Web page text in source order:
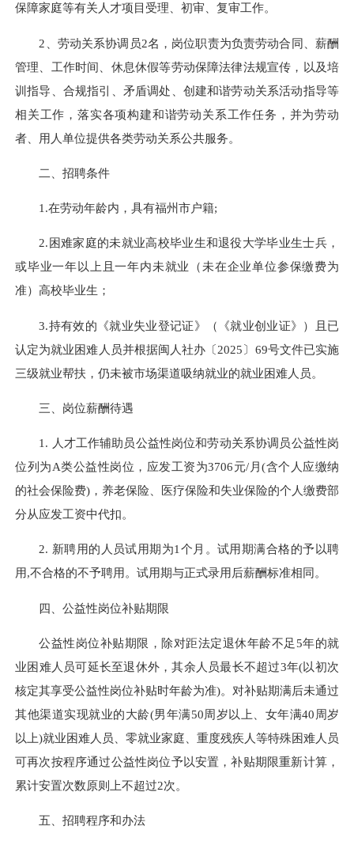
保障家庭等有关人才项目受理、初审、复审工作。
2、劳动关系协调员2名，岗位职责为负责劳动合同、薪酬
管理、工作时间、休息休假等劳动保障法律法规宣传，以及培
训指导、合规指引、矛盾调处、创建和谐劳动关系活动指导等
相关工作，落实各项构建和谐劳动关系工作任务，并为劳动
者、用人单位提供各类劳动关系公共服务。
二、招聘条件
1.在劳动年龄内，具有福州市户籍;
2.困难家庭的未就业高校毕业生和退役大学毕业生士兵，
或毕业一年以上且一年内未就业（未在企业单位参保缴费为
准）高校毕业生；
3.持有效的《就业失业登记证》（《就业创业证》）且已
认定为就业困难人员并根据闽人社办〔2025〕69号文件已实施
三级就业帮扶，仍未被市场渠道吸纳就业的就业困难人员。
三、岗位薪酬待遇
1. 人才工作辅助员公益性岗位和劳动关系协调员公益性岗
位列为A类公益性岗位，应发工资为3706元/月(含个人应缴纳
的社会保险费)，养老保险、医疗保险和失业保险的个人缴费部
分从应发工资中代扣。
2. 新聘用的人员试用期为1个月。试用期满合格的予以聘
用,不合格的不予聘用。试用期与正式录用后薪酬标准相同。
四、公益性岗位补贴期限
公益性岗位补贴期限，除对距法定退休年龄不足5年的就
业困难人员可延长至退休外，其余人员最长不超过3年(以初次
核定其享受公益性岗位补贴时年龄为准)。对补贴期满后未通过
其他渠道实现就业的大龄(男年满50周岁以上、女年满40周岁
以上)就业困难人员、零就业家庭、重度残疾人等特殊困难人员
可再次按程序通过公益性岗位予以安置，补贴期限重新计算，
累计安置次数原则上不超过2次。
五、招聘程序和办法